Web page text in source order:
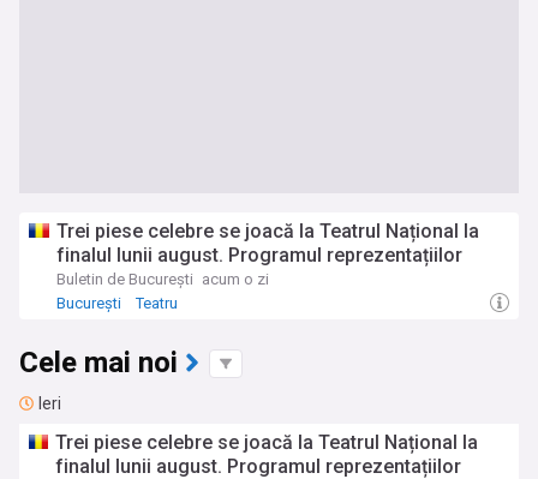
Trei piese celebre se joacă la Teatrul Național la
finalul lunii august. Programul reprezentațiilor
Buletin de București acum o zi
București
Teatru
Cele mai noi
Ieri
Trei piese celebre se joacă la Teatrul Național la
finalul lunii august. Programul reprezentațiilor